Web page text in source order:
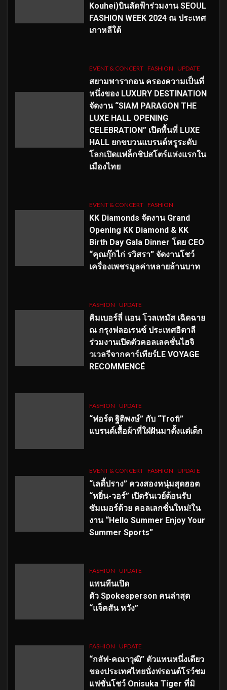
Kouhei)บินลัดฟ้าร่วมงาน SEOUL
FASHION WEEK 2024 ณ ประเทศ
เกาหลีใต้
EVENT & CONCERT FASHION UPDATE
สยามพารากอน ครองความเป็นที่
หนึ่งของ LUXURY DESTINATION
จัดงาน “SIAM PARAGON THE
LUXE HALL OPENING
CELEBRATION” เปิดพื้นที่ LUXE
HALL ยกขบวนแบรนด์หรูระดับ
โลกเปิดแฟล็กชิปสโตร์แห่งแรกใน
เมืองไทย
EVENT & CONCERT FASHION
KK Diamonds จัดงาน Grand
Opening KK Diamond & KK
Birth Day Gala Dinner โดย CEO
“คุณกุ๊กไก่ รวิสรา” จัดงานโชว์
เครื่องเพชรมูลค่าหลายล้านบาท
FASHION UPDATE
คิมเบอร์ลี่ แอน โวลเทมัส เฉิดฉาย
ณ กรุงฟลอเรนซ์ ประเทศอิตาลี
ร่วมงานเปิดตัวคอลเลคชั่นไฮจิ
วเวลรีจากคาร์เทียร์LE VOYAGE
RECOMMENCÉ
FASHION UPDATE
“ฟอร์ด ฐิติพงษ์” กับ “Trofi”
แบรนด์เสื้อผ้าที่ใฝ่ฝันมาตั้งแต่เด็ก
EVENT & CONCERT FASHION UPDATE
“เลดี้ปราง” ควงสองหนุ่มสุดฮอต
“หยิ่น-วอร์” เปิดรันเวย์ต้อนรับ
ซัมเมอร์ด้วย คอลเลกชั่นใหม่!ใน
งาน “Hello Summer Enjoy Your
Summer Sports”
FASHION UPDATE
แพนทีนเปิด
ตัว Spokesperson คนล่าสุด
“แจ็คสัน หวัง”
FASHION UPDATE
“กลัฟ-คณาวุฒิ” ตัวแทนหนึ่งเดียว
ของประเทศไทยนั่งฟรอนต์โรว์ชม
แฟชั่นโชว์ Onisuka Tiger ที่มิ